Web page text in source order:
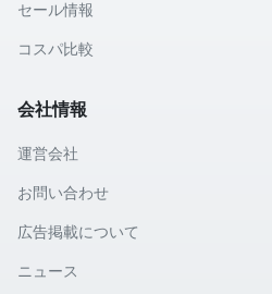
セール情報
コスパ比較
会社情報
運営会社
お問い合わせ
広告掲載について
ニュース